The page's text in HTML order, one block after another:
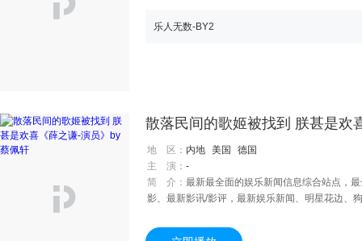
乐人无数-BY2
散落民间的歌姬被找到 朕甚是欢
地 区： 内地 美国
德国
主 演： -
简 介： 最新最全面的娱乐新闻信息综合站点，
影、最新影讯/影评，最新娱乐新闻、明星花边、